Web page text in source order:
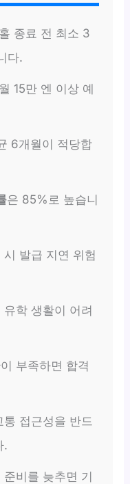
종료 전 최소 3
다.
15만 엔 이상 예
6개월이 적당합
은 85%로 높습니
발급 지연 위험
학 생활이 어려
부족하면 합격
통 접근성을 반드
.
비를 늦추면 기